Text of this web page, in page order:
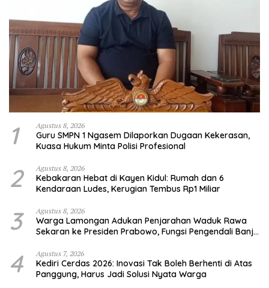
1 Agustus 8, 2026
Guru SMPN 1 Ngasem Dilaporkan Dugaan Kekerasan,
Kuasa Hukum Minta Polisi Profesional
2 Agustus 8, 2026
Kebakaran Hebat di Kayen Kidul: Rumah dan 6
Kendaraan Ludes, Kerugian Tembus Rp1 Miliar
3 Agustus 8, 2026
Warga Lamongan Adukan Penjarahan Waduk Rawa
Sekaran ke Presiden Prabowo, Fungsi Pengendali Banjir
4 Agustus 7, 2026
Kediri Cerdas 2026: Inovasi Tak Boleh Berhenti di Atas
Panggung, Harus Jadi Solusi Nyata Warga